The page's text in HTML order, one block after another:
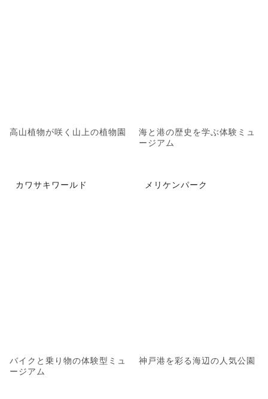
高山植物が咲く山上の植物園
海と港の歴史を学ぶ体験ミュ
ージアム
カワサキワールド
バイクと乗り物の体験型ミュ
ージアム
メリケンパーク
神戸港を彩る海辺の人気公園